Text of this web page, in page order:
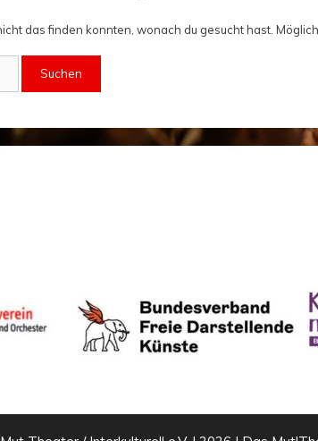
das finden konnten, wonach du gesucht hast.